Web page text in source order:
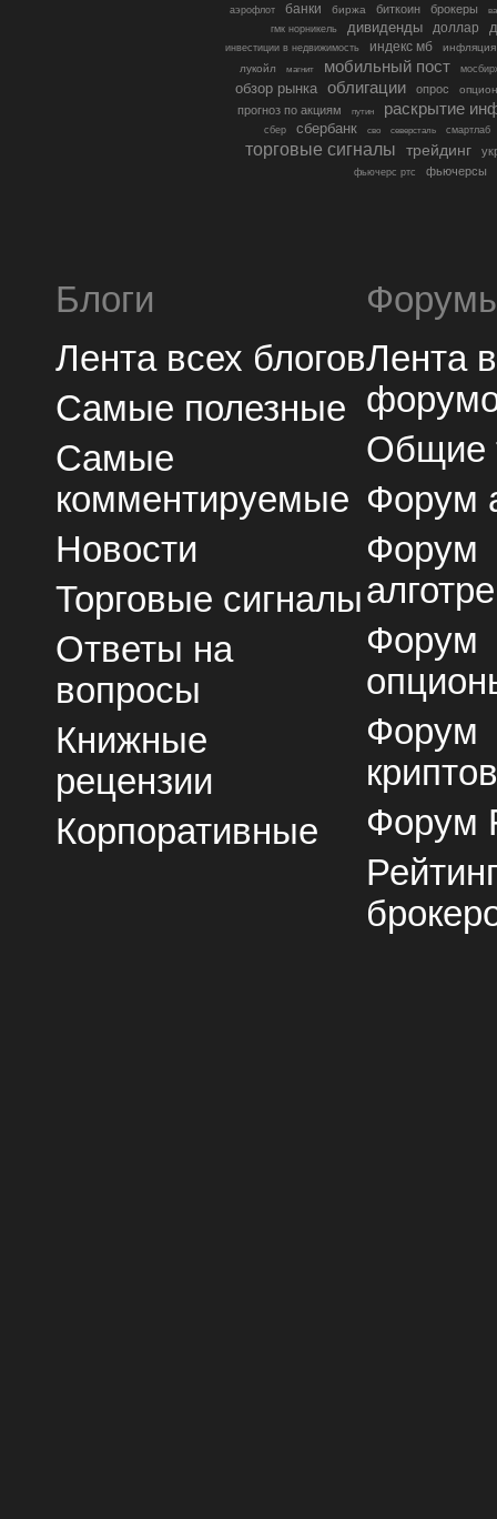
аэрофлот банки биржа биткоин брокеры
гмк норникель
дивиденды доллар
инвестиции в недвижимость индекс мб
инфляция
лукойл
магнит мобильный пост
обзор рынка облигации опрос
прогноз по акциям путин раскрытие
сбер сбербанк сво северсталь смартлаб
торговые сигналы трейдинг
фьючерс ртс фьючерсы
Блоги
Лента всех блогов
Самые полезные
Самые
комментируемые
Новости
Торговые сигналы
Ответы на
вопросы
Книжные
рецензии
Корпоративные
Лента
Общие
Форум
Форум
Форум
Форум
Форум